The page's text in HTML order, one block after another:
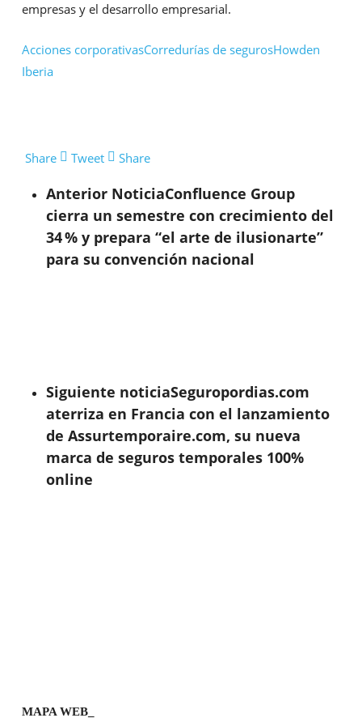
empresas y el desarrollo empresarial.
Acciones corporativasCorredurías de segurosHowden
Iberia
Share Tweet Share
Anterior NoticiaConfluence Group
cierra un semestre con crecimiento del
34 % y prepara “el arte de ilusionarte”
para su convención nacional
Siguiente noticiaSeguropordias.com
aterriza en Francia con el lanzamiento
de Assurtemporaire.com, su nueva
marca de seguros temporales 100%
online
MAPA WEB_